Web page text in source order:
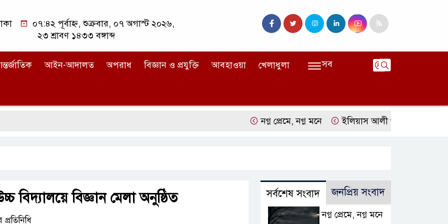
০৭:৪২ পূর্বাহ্ন, শুক্রবার, ০৭ অগাস্ট ২০২৬,
২৩ শ্রাবণ ১৪৩৩ বঙ্গাব্দ
আইন-আদালত অপরাধ বিজ্ঞান ও প্রযুক্তি আবহাওয়া খেলাধুলা সব
নগ্ন প্রেমে, নগ্ন মনে ইলিয়াস আলী গুমের ঘটনা পৃথক মামলা
বিদ্যালয়ে বিজ্ঞান মেলা অনুষ্ঠিত সর্বশেষ সংবাদ জনপ্রিয় সংবাদ
নগ্ন প্রেমে, নগ্ন মনে